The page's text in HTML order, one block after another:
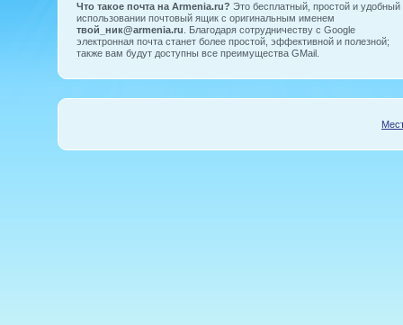
Что такое почта на Armenia.ru? Это бесплатный, простой и удобный
использовании почтовый ящик с оригинальным именем
твой_ник@armenia.ru . Благодаря сотрудничеству с Google
электронная почта станет более простой, эффективной и полезной;
также вам будут доступны все преимущества GMail.